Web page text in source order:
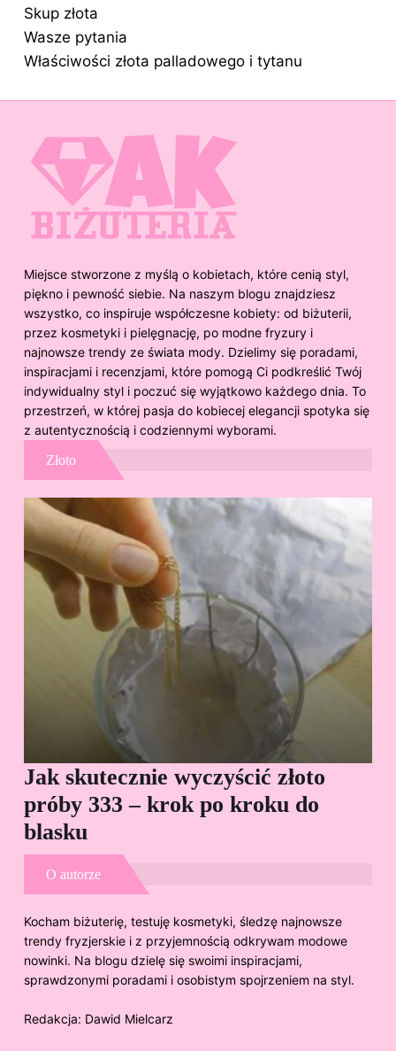
Skup złota
Wasze pytania
Właściwości złota palladowego i tytanu
Miejsce stworzone z myślą o kobietach, które cenią styl,
piękno i pewność siebie. Na naszym blogu znajdziesz
wszystko, co inspiruje współczesne kobiety: od biżuterii,
przez kosmetyki i pielęgnację, po modne fryzury i
najnowsze trendy ze świata mody. Dzielimy się poradami,
inspiracjami i recenzjami, które pomogą Ci podkreślić Twój
indywidualny styl i poczuć się wyjątkowo każdego dnia. To
przestrzeń, w której pasja do kobiecej elegancji spotyka się
z autentycznością i codziennymi wyborami.
Złoto
Jak skutecznie wyczyścić złoto
próby 333 – krok po kroku do
blasku
O autorze
Kocham biżuterię, testuję kosmetyki, śledzę najnowsze
trendy fryzjerskie i z przyjemnością odkrywam modowe
nowinki. Na blogu dzielę się swoimi inspiracjami,
sprawdzonymi poradami i osobistym spojrzeniem na styl.
Redakcja: Dawid Mielcarz